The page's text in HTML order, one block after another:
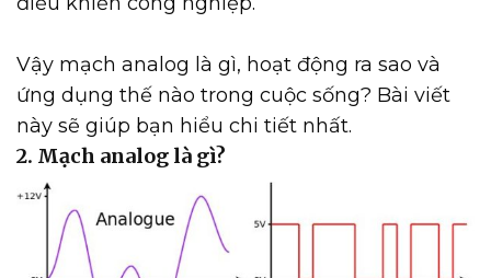
Vậy mạch analog là gì, hoạt động ra sao và
ứng dụng thế nào trong cuộc sống? Bài viết
này sẽ giúp bạn hiểu chi tiết nhất.
2. Mạch analog là gì?